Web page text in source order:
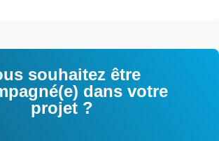
souhaitez être
dans votre
projet ?